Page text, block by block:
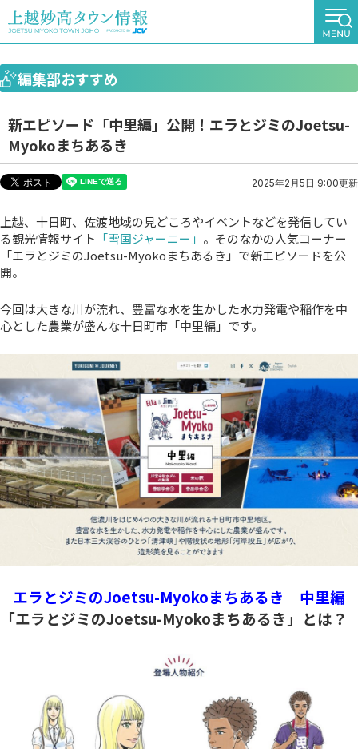
編集部おすすめ
新エピソード「中里編」公開！エラとジミのJoetsu-
Myokoまちあるき
2025年2月5日 9:00更新
上越、十日町、佐渡地域の見どころやイベントなどを発信してい
る観光情報サイト 「雪国ジャーニー」 。そのなかの人気コーナー
「エラとジミのJoetsu-Myokoまちあるき」で新エピソードを公
開。
今回は大きな川が流れ、豊富な水を生かした水力発電や稲作を中
心とした農業が盛んな十日町市「中里編」です。
エラとジミのJoetsu-Myokoまちあるき 中里編
「エラとジミのJoetsu-Myokoまちあるき」とは？